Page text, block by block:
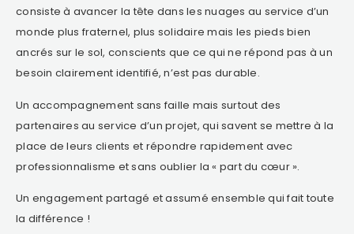
consiste à avancer la tête dans les nuages au service d’un
monde plus fraternel, plus solidaire mais les pieds bien
ancrés sur le sol, conscients que ce qui ne répond pas à un
besoin clairement identifié, n’est pas durable.
Un accompagnement sans faille mais surtout des
partenaires au service d’un projet, qui savent se mettre à la
place de leurs clients et répondre rapidement avec
professionnalisme et sans oublier la « part du cœur ».
Un engagement partagé et assumé ensemble qui fait toute
la différence !